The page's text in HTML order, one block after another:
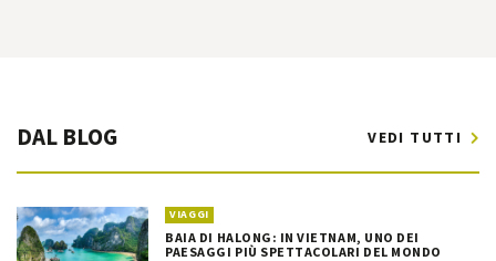
DAL BLOG VEDI TUTTI
VIAGGI
BAIA DI HALONG: IN VIETNAM, UNO DEI
PAESAGGI PIÙ SPETTACOLARI DEL MONDO